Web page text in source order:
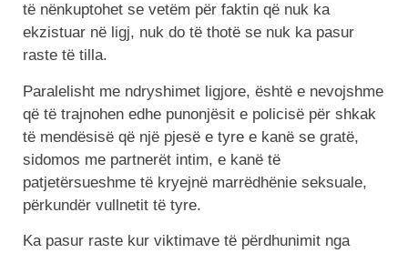
të nënkuptohet se vetëm për faktin që nuk ka
ekzistuar në ligj, nuk do të thotë se nuk ka pasur
raste të tilla.
Paralelisht me ndryshimet ligjore, është e nevojshme
që të trajnohen edhe punonjësit e policisë për shkak
të mendësisë që një pjesë e tyre e kanë se gratë,
sidomos me partnerët intim, e kanë të
patjetërsueshme të kryejnë marrëdhënie seksuale,
përkundër vullnetit të tyre.
Ka pasur raste kur viktimave të përdhunimit nga